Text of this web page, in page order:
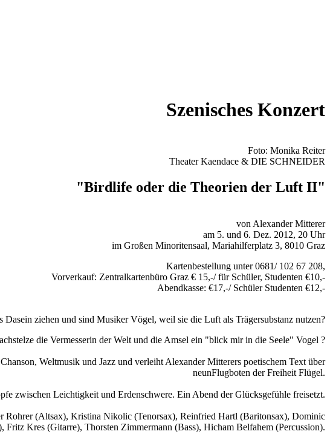
Szenisches Konzert
Foto: Monika Reiter
Theater Kaendace & DIE SCHNEIDER
"Birdlife oder die Theorien der Luft II"
von Alexander Mitterer
am 5. und 6. Dez. 2012, 20 Uhr
im Großen Minoritensaal, Mariahilferplatz 3, 8010 Graz
Kartenbestellung unter 0681/ 102 67 208,
Vorverkauf: Zentralkartenbüro Graz € 15,-/ für Schüler, Studenten €10,-
Abendkasse: €17,-/ Schüler Studenten €12,-
ziehen und sind Musiker Vögel, weil sie die Luft als Trägersubstanz nutzen?
die Vermesserin der Welt und die Amsel ein "blick mir in die Seele" Vogel ?
Weltmusik und Jazz und verleiht Alexander Mitterers poetischem Text über
neunFlugboten der Freiheit Flügel.
zwischen Leichtigkeit und Erdenschwere. Ein Abend der Glücksgefühle freisetzt.
Rohrer (Altsax), Kristina Nikolic (Tenorsax), Reinfried Hartl (Baritonsax), Dominic
Fritz Kres (Gitarre), Thorsten Zimmermann (Bass), Hicham Belfahem (Percussion).